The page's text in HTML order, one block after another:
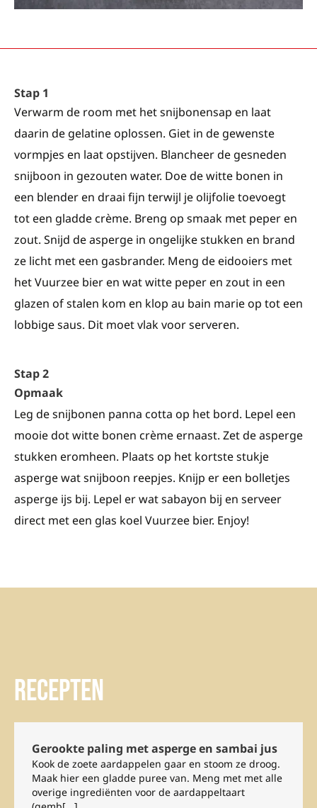
Stap 1
Verwarm de room met het snijbonensap en laat
daarin de gelatine oplossen. Giet in de gewenste
vormpjes en laat opstijven. Blancheer de gesneden
snijboon in gezouten water. Doe de witte bonen in
een blender en draai fijn terwijl je olijfolie toevoegt
tot een gladde crème. Breng op smaak met peper en
zout. Snijd de asperge in ongelijke stukken en brand
ze licht met een gasbrander. Meng de eidooiers met
het Vuurzee bier en wat witte peper en zout in een
glazen of stalen kom en klop au bain marie op tot een
lobbige saus. Dit moet vlak voor serveren.
Stap 2
Opmaak
Leg de snijbonen panna cotta op het bord. Lepel een
mooie dot witte bonen crème ernaast. Zet de asperge
stukken eromheen. Plaats op het kortste stukje
asperge wat snijboon reepjes. Knijp er een bolletjes
asperge ijs bij. Lepel er wat sabayon bij en serveer
direct met een glas koel Vuurzee bier. Enjoy!
Recepten
Gerookte paling met asperge en sambai jus
Kook de zoete aardappelen gaar en stoom ze droog.
Maak hier een gladde puree van. Meng met met alle
overige ingrediënten voor de aardappeltaart